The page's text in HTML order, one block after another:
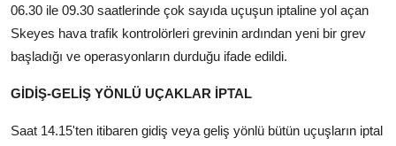
06.30 ile 09.30 saatlerinde çok sayıda uçuşun iptaline yol açan
Skeyes hava trafik kontrolörleri grevinin ardından yeni bir grev
başladığı ve operasyonların durduğu ifade edildi.
GİDİŞ-GELİŞ YÖNLÜ UÇAKLAR İPTAL
Saat 14.15'ten itibaren gidiş veya geliş yönlü bütün uçuşların iptal